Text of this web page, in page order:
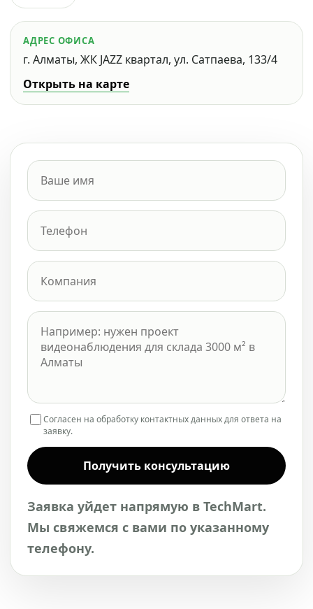
АДРЕС ОФИСА
г. Алматы, ЖК JAZZ квартал, ул. Сатпаева, 133/4
Открыть на карте
Согласен на обработку контактных данных для ответа на
заявку.
Получить консультацию
Заявка уйдет напрямую в TechMart.
Мы свяжемся с вами по указанному
телефону.